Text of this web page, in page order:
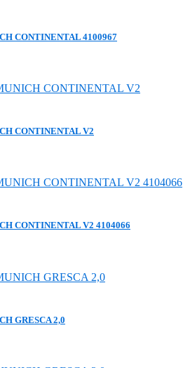
CONTINENTAL 4100967
CONTINENTAL V2
CONTINENTAL V2 4104066
GRESCA 2,0